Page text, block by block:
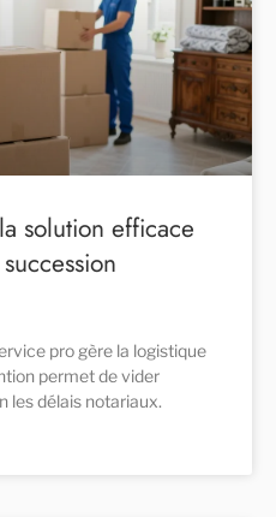
solution efficace
pro gère la logistique
permet de vider
les délais notariaux.